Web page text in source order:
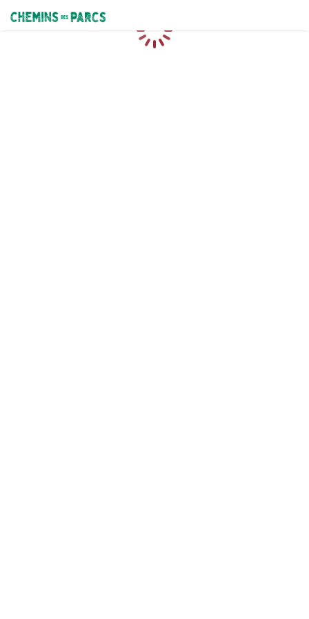
Chemins des Parcs
Loading